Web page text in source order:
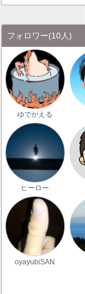
フォロワー(10人)
ゆでがえる
ヒーロー
oyayubiSAN